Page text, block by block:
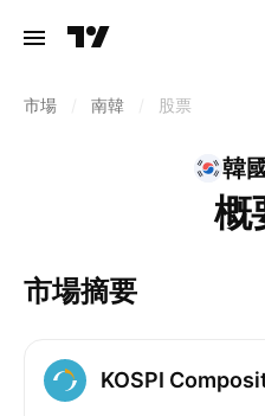
市場 南韓 股票
韓
概
市場摘要
KOSPI